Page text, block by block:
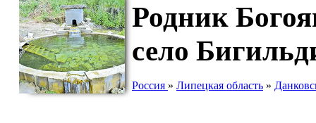
Родник
село
Россия » Липецкая область »